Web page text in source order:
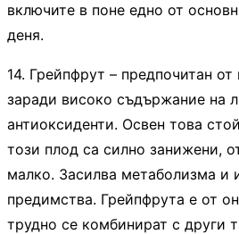
включите в поне едно от
деня.
14. Грейпфрут – предпочитан
заради високо съдържание на
антиоксиденти. Освен това
този плод са силно занижени,
малко. Засилва метаболизма и
предимства. Грейпфрута е от
трудно се комбинират с други